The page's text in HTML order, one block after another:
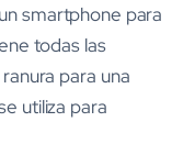
smartphone para
todas las
para una
utiliza para